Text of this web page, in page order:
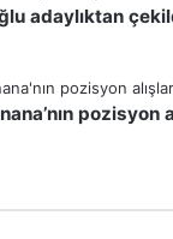
adaylıktan